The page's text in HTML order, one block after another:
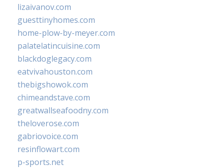
lizaivanov.com
guesttinyhomes.com
home-plow-by-meyer.com
palatelatincuisine.com
blackdoglegacy.com
eatvivahouston.com
thebigshowok.com
chimeandstave.com
greatwallseafoodny.com
theloverose.com
gabriovoice.com
resinflowart.com
p-sports.net